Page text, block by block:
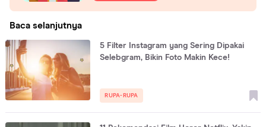
Baca selanjutnya
5 Filter Instagram yang Sering Dipakai
Selebgram, Bikin Foto Makin Kece!
RUPA-RUPA